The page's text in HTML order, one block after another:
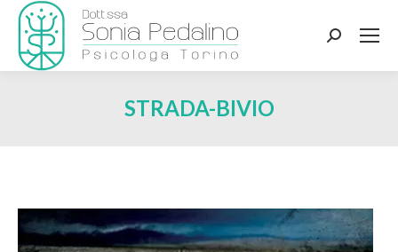
Search:
STRADA-BIVIO